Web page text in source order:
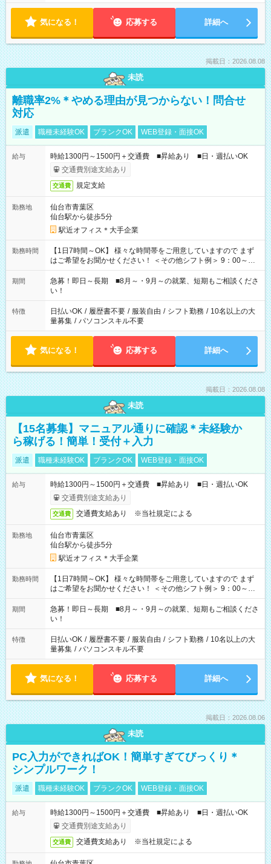
気になる！ 応募する 詳細へ
掲載日：2026.08.08
未読
離職率2%＊やめる理由が見つからない！問合せ
対応
派遣 職種未経験OK ブランクOK WEB登録・面接OK
給与
時給1300円～1500円＋交通費 ■昇給あり ■日・週払いOK
交通費別途支給あり
交通費 規定支給
勤務地
仙台市青葉区
仙台駅から徒歩5分
駅近オフィス＊大手企業
勤務時間
【1日7時間～OK】 様々な時間帯をご用意していますので まず
はご希望をお聞かせください！ ＜その他シフト例＞ 9：00～
17：00 11：00～20：00 などなど！その他のお時間もOKで
す！
期間
急募！即日～長期 ■8月～・9月～の就業、短期もご相談くださ
い！
特徴 日払いOK / 履歴書不要 / 服装自由 / シフト勤務 / 10名以上の大
量募集 / パソコンスキル不要
気になる！ 応募する 詳細へ
掲載日：2026.08.08
未読
【15名募集】マニュアル通りに確認＊未経験か
ら稼げる！簡単！受付＋入力
派遣 職種未経験OK ブランクOK WEB登録・面接OK
給与
時給1300円～1500円＋交通費 ■昇給あり ■日・週払いOK
交通費別途支給あり
交通費 交通費支給あり ※当社規定による
勤務地
仙台市青葉区
仙台駅から徒歩5分
駅近オフィス＊大手企業
勤務時間
【1日7時間～OK】 様々な時間帯をご用意していますので まず
はご希望をお聞かせください！ ＜その他シフト例＞ 9：00～
17：00 11：00～20：00 などなど！その他のお時間もOKで
す！
期間
急募！即日～長期 ■8月～・9月～の就業、短期もご相談くださ
い！
特徴 日払いOK / 履歴書不要 / 服装自由 / シフト勤務 / 10名以上の大
量募集 / パソコンスキル不要
気になる！ 応募する 詳細へ
掲載日：2026.08.06
未読
PC入力ができればOK！簡単すぎてびっくり＊
シンプルワーク！
派遣 職種未経験OK ブランクOK WEB登録・面接OK
給与
時給1300円～1500円＋交通費 ■昇給あり ■日・週払いOK
交通費別途支給あり
交通費 交通費支給あり ※当社規定による